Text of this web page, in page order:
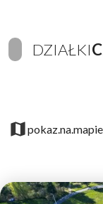
DZIAŁKI
−pokaz.na.mapie